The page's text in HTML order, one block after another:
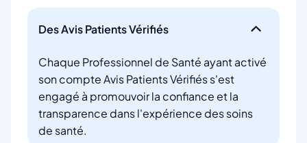
Des Avis Patients Vérifiés
Chaque Professionnel de Santé ayant activé
son compte Avis Patients Vérifiés s'est
engagé à promouvoir la confiance et la
transparence dans l'expérience des soins
de santé.